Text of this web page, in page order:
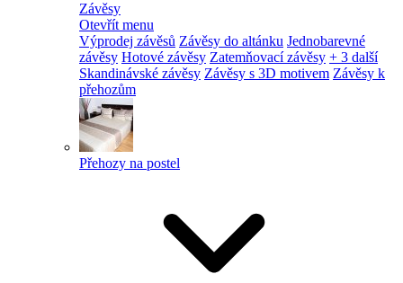
Závěsy
Otevřít menu
Výprodej závěsů Závěsy do altánku Jednobarevné
závěsy Hotové závěsy Zatemňovací závěsy + 3 další
Skandinávské závěsy Závěsy s 3D motivem Závěsy k
přehozům
Přehozy na postel